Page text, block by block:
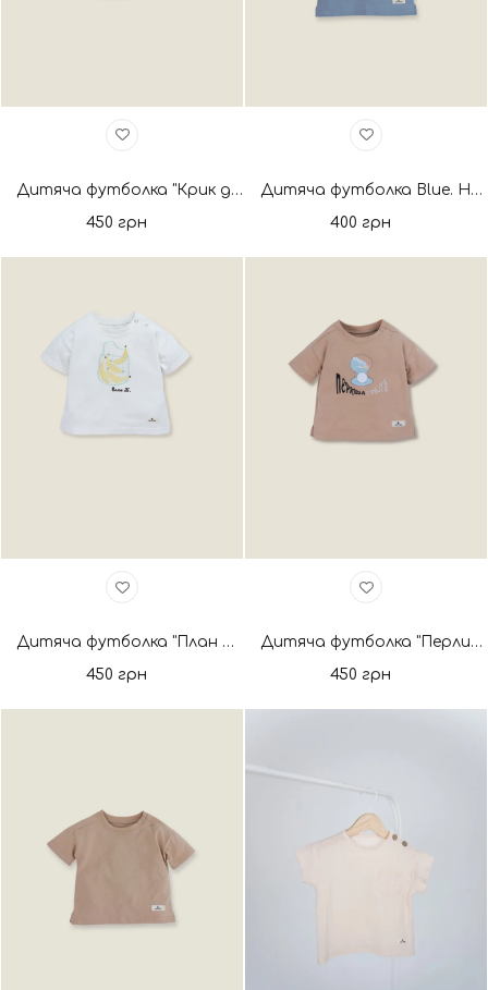
Дитяча футболка "Крик душі". Нова колекція
450 грн
Дитяча футболка Blue. Нова колекція
400 грн
Дитяча футболка "План Б". Нова колекція
450 грн
Дитяча футболка "Перлина у моря". Нова колекція
450 грн